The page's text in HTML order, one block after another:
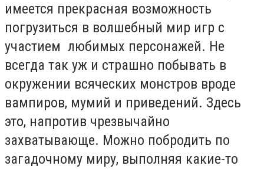
имеется прекрасная возможность
погрузиться в волшебный мир игр с
участием любимых персонажей. Не
всегда так уж и страшно побывать в
окружении всяческих монстров вроде
вампиров, мумий и приведений. Здесь
это, напротив чрезвычайно
захватывающе. Можно побродить по
загадочному миру, выполняя какие-то